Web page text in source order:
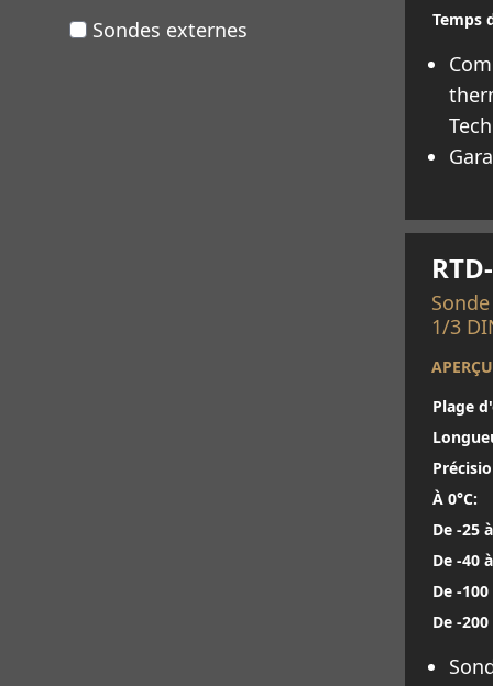
Sondes externes
Temps
1/3
Plage
À 0°C:
De -25
De -40
De -100
De -200